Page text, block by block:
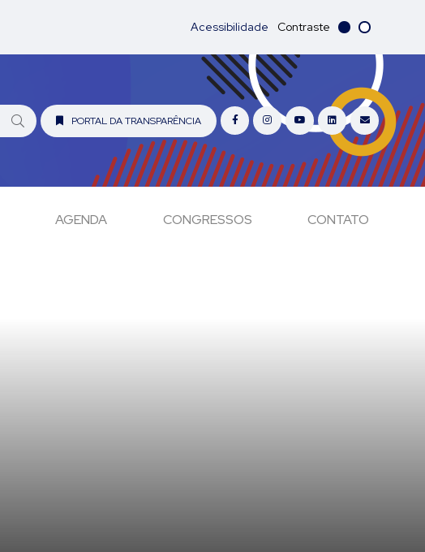
Acessibilidade Contraste
PORTAL DA TRANSPARÊNCIA
AGENDA CONGRESSOS CONTATO